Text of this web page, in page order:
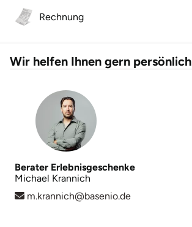
Rechnung
Wir helfen Ihnen gern persönlich
Berater Erlebnisgeschenke
Michael Krannich
m.krannich@basenio.de
Landshut
Leipzig
Leutkirch
Ludwigslust-Parchim
Löbau
Lübeck